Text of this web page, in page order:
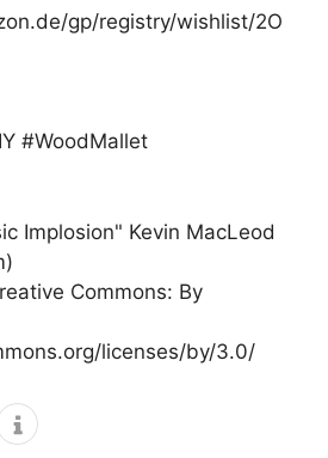
gp/registry/wishlist/2O
#WoodMallet
Implosion" Kevin MacLeod
Commons: By
licenses/by/3.0/